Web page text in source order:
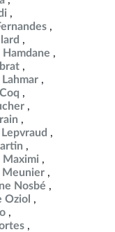
Hamdane
Maximi
Meunier
Nosbé
Oziol